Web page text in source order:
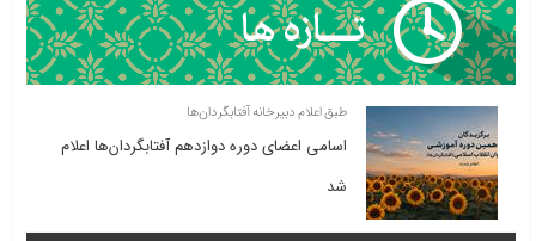
طبق اعلام دبیرخانه آفتابگردان‌ها
اسامی اعضای دوره دوازدهم آفتابگردان‌ها اعلام
شد